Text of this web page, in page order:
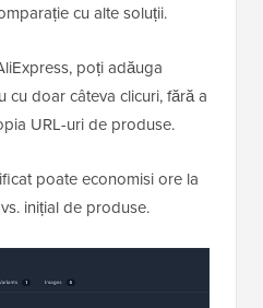
cu alte soluții.
poți adăuga
cu doar câteva clicuri, fără a
URL-uri de produse.
poate economisi ore la
inițial de produse.